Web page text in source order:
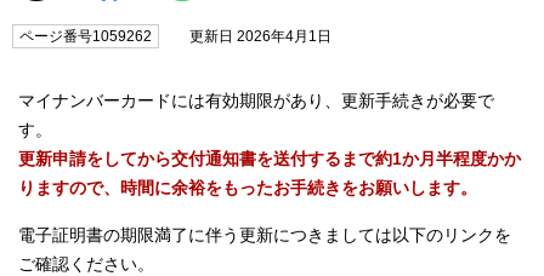
ページ番号1059262 更新日 2026年4月1日
マイナンバーカードには有効期限があり、更新手続きが必要で
す。
更新申請をしてから交付通知書を送付するまで約1か月半程度かか
りますので、時間に余裕をもったお手続きをお願いします。
電子証明書の期限満了に伴う更新につきましては以下のリンクを
ご確認ください。